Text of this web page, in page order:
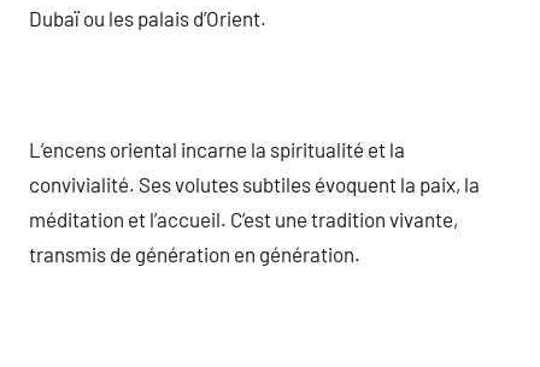
Dubaï ou les palais d’Orient.
L’encens oriental incarne la spiritualité et la
convivialité. Ses volutes subtiles évoquent la paix, la
méditation et l’accueil. C’est une tradition vivante,
transmis de génération en génération.